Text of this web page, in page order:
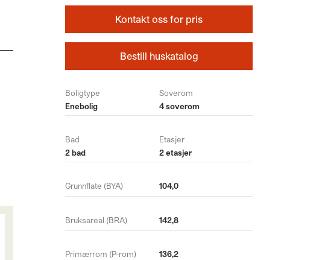
Kontakt oss for pris
Bestill huskatalog
Boligtype
Enebolig
Soverom
4 soverom
Bad
2 bad
Etasjer
2 etasjer
Grunnflate (BYA) 104,0
Bruksareal (BRA) 142,8
Primærrom (P-rom) 136,2